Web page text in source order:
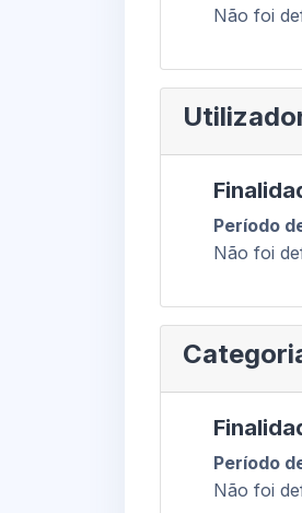
Não foi
Período
Não foi
Período
Não foi